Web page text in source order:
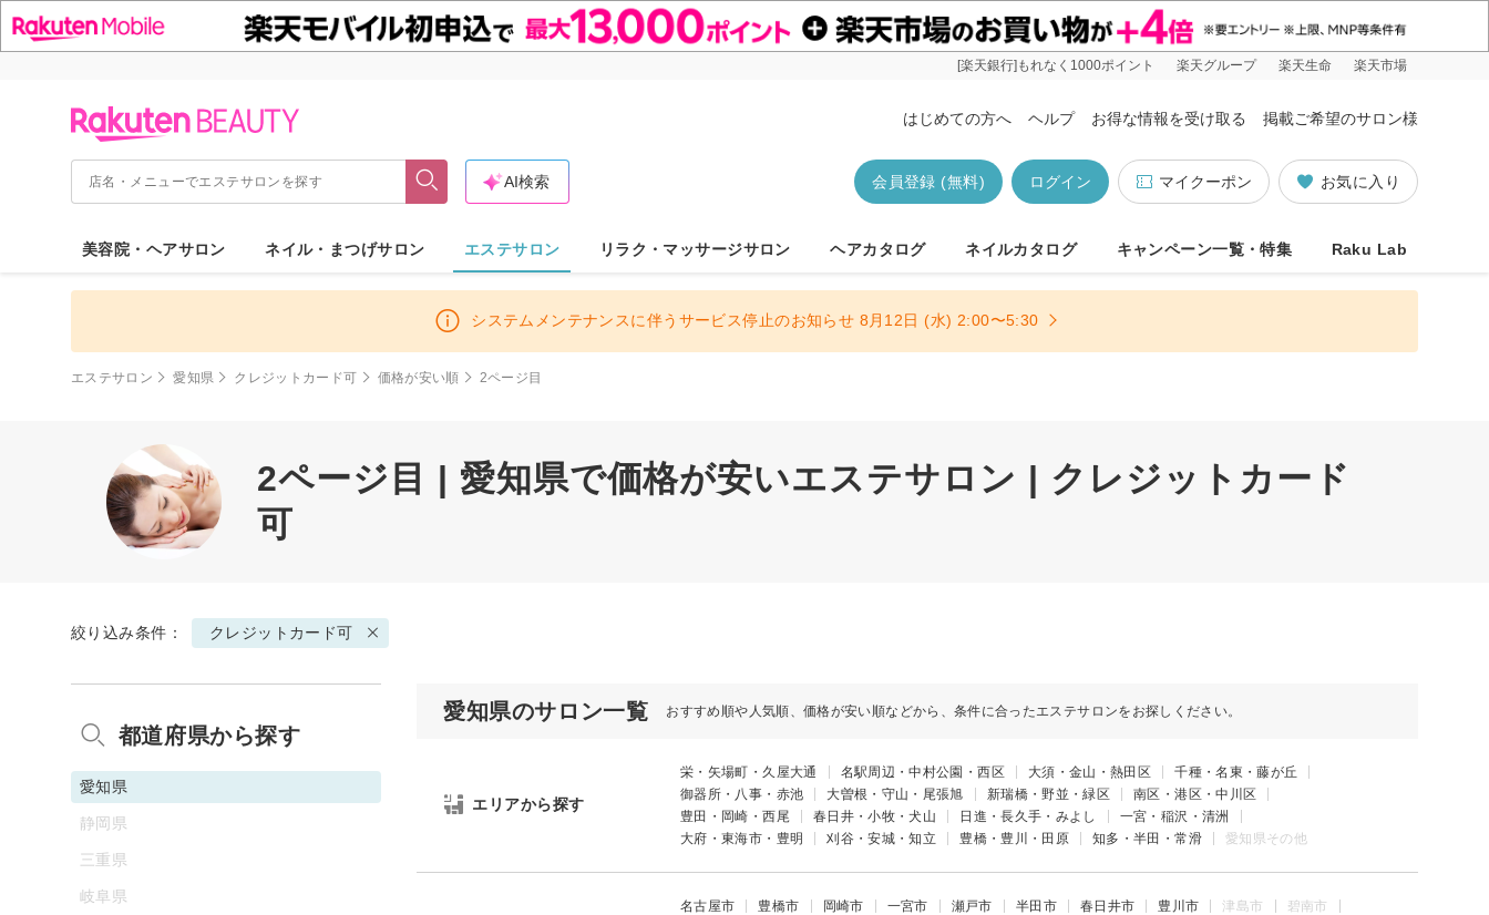
[楽天銀行]もれなく1000ポイント 楽天グループ 楽天生命 楽天市場
はじめての方へ ヘルプ お得な情報を受け取る 掲載ご希望のサロン様
お気に入り
マイクーポン
ログイン
会員登録 (無料)
AI検索
美容院・ヘアサロン ネイル・まつげサロン エステサロン リラク・マッサージサロン ヘアカタログ ネイルカタログ キャンペーン一覧・特集 Raku Lab
システムメンテナンスに伴うサービス停止のお知らせ 8月12日 (水) 2:00〜5:30
エステサロン 愛知県 クレジットカード可 価格が安い順 2ページ目
2ページ目 | 愛知県で価格が安いエステサロン | クレジットカード
可
絞り込み条件： クレジットカード可
愛知県のサロン一覧 おすすめ順や人気順、価格が安い順などから、条件に合ったエステサロンをお探しください。
エリアから探す
栄・矢場町・久屋大通 名駅周辺・中村公園・西区 大須・金山・熱田区
千種・名東・藤が丘
御器所・八事・赤池
大曽根・守山・尾張旭 新瑞橋・野並・緑区
南区・港区・中川区
豊田・岡崎・西尾
春日井・小牧・犬山 日進・長久手・みよし
一宮・稲沢・清洲
大府・東海市・豊明
刈谷・安城・知立 豊橋・豊川・田原 知多・半田・常滑 愛知県その他
名古屋市 豊橋市 岡崎市 一宮市 瀬戸市 半田市 春日井市 豊川市 津島市
碧南市
都道府県から探す
愛知県
静岡県
三重県
岐阜県